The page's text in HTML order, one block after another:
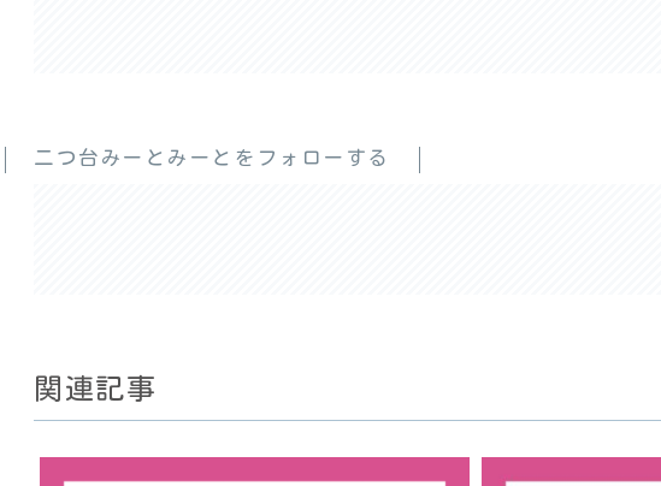
二つ台みーとみーとをフォローする
関連記事